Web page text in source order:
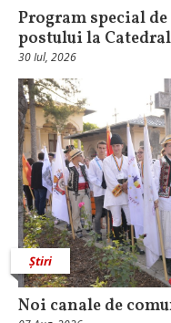
Program special
postului la
30 Iul, 2026
Știri
Noi canale de